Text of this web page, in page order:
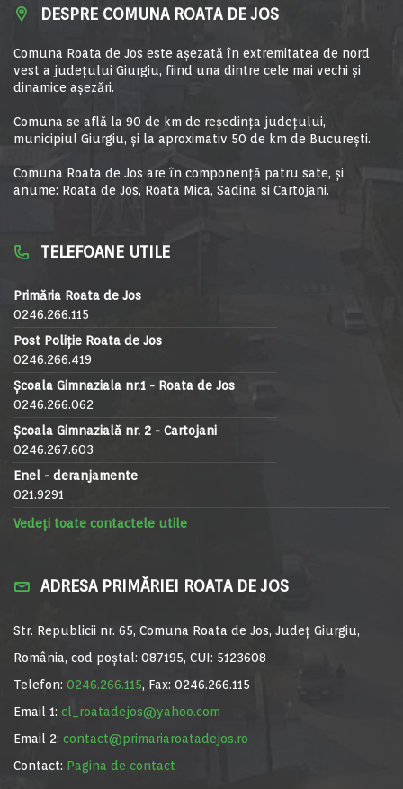
DESPRE COMUNA ROATA DE JOS
Comuna Roata de Jos este aşezată în extremitatea de nord
vest a judeţului Giurgiu, fiind una dintre cele mai vechi şi
dinamice aşezări.
Comuna se află la 90 de km de reşedinţa judeţului,
municipiul Giurgiu, şi la aproximativ 50 de km de Bucureşti.
Comuna Roata de Jos are în componență patru sate, și
anume: Roata de Jos, Roata Mica, Sadina si Cartojani.
TELEFOANE UTILE
Primăria Roata de Jos
0246.266.115
Post Poliție Roata de Jos
0246.266.419
Școala Gimnaziala nr.1 - Roata de Jos
0246.266.062
Școala Gimnazială nr. 2 - Cartojani
0246.267.603
Enel - deranjamente
021.9291
Vedeți toate contactele utile
ADRESA PRIMĂRIEI ROATA DE JOS
Str. Republicii nr. 65, Comuna Roata de Jos, Județ Giurgiu,
România, cod poștal: 087195, CUI: 5123608
Telefon: 0246.266.115, Fax: 0246.266.115
Email 1: cl_roatadejos@yahoo.com
Email 2: contact@primariaroatadejos.ro
Contact: Pagina de contact